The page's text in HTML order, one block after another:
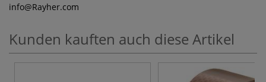
info@Rayher.com
Kunden kauften auch diese Artikel